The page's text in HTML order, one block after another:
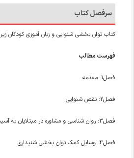
سرفصل کتاب
کتاب توان بخشی شنوایی و زبان آموزی کودکان زیر 7 سال دچار نقص شنوایی
فهرست مطالب
فصل1: مقدمه
فصل2: نقص شنوایی
فصل3: روان شناسی و مشاوره در مبتلایان به آسیب شنوایی
فصل4: وسایل کمک توان بخشی شنیداری